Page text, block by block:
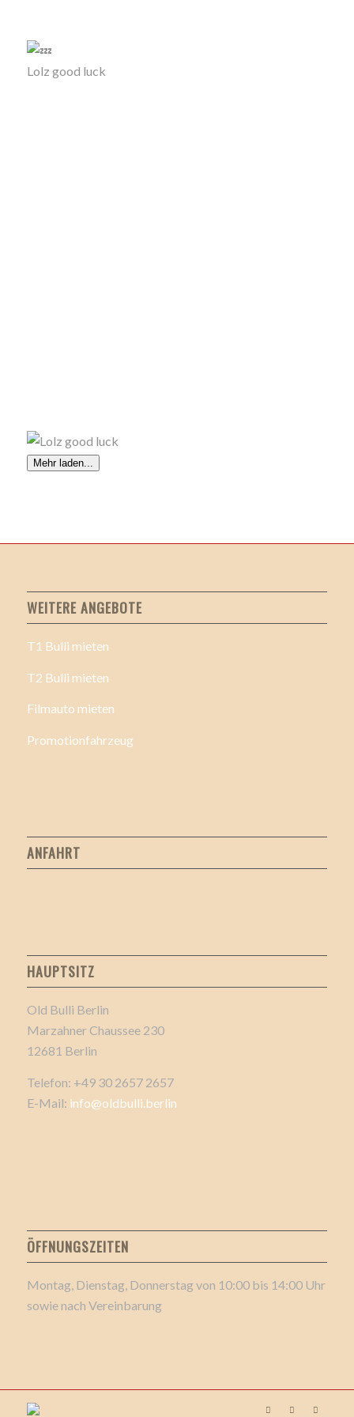
Lolz good luck
Mehr laden...
WEITERE ANGEBOTE
T1 Bulli mieten
T2 Bulli mieten
Filmauto mieten
Promotionfahrzeug
ANFAHRT
HAUPTSITZ
Old Bulli Berlin
Marzahner Chaussee 230
12681 Berlin
Telefon: +49 30 2657 2657
E-Mail: info@oldbulli.berlin
ÖFFNUNGSZEITEN
Montag, Dienstag, Donnerstag von 10:00 bis 14:00 Uhr
sowie nach Vereinbarung